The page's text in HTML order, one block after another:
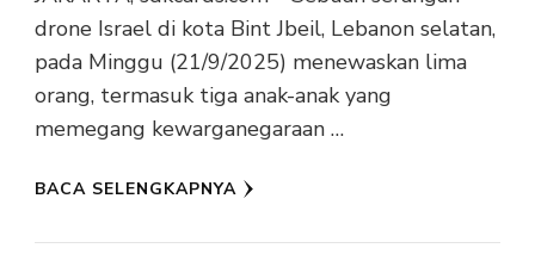
drone Israel di kota Bint Jbeil, Lebanon selatan,
pada Minggu (21/9/2025) menewaskan lima
orang, termasuk tiga anak-anak yang
memegang kewarganegaraan …
BACA SELENGKAPNYA